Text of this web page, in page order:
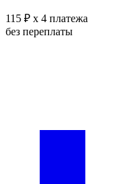
115 ₽ x 4 платежа
без переплаты